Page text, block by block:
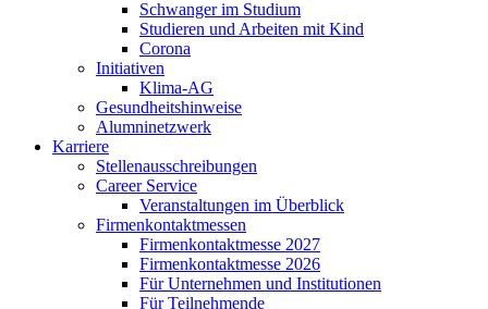
Schwanger im Studium
Studieren und Arbeiten mit Kind
Corona
Initiativen
Klima-AG
Gesundheitshinweise
Alumninetzwerk
Karriere
Stellenausschreibungen
Career Service
Veranstaltungen im Überblick
Firmenkontaktmessen
Firmenkontaktmesse 2027
Firmenkontaktmesse 2026
Für Unternehmen und Institutionen
Für Teilnehmende